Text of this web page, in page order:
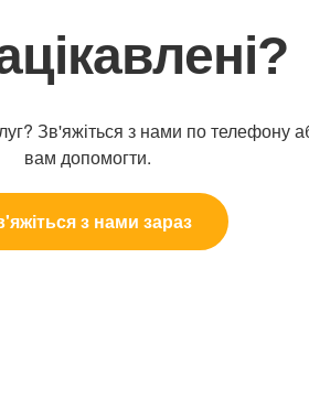
Зв'яжіться з нами по телефону
вам допомогти.
з нами зараз